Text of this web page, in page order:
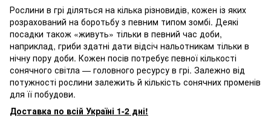
Рослини в грі діляться на кілька різновидів, кожен із яких
розрахований на боротьбу з певним типом зомбі. Деякі
посадки також «живуть» тільки в певний час доби,
наприклад, гриби здатні дати відсіч нальотникам тільки в
нічну пору доби. Кожен посів потребує певної кількості
сонячного світла — головного ресурсу в грі. Залежно від
потужності рослини залежить й кількість сонячних променів
для її побудови.
Доставка по всій Україні 1-2 дні!